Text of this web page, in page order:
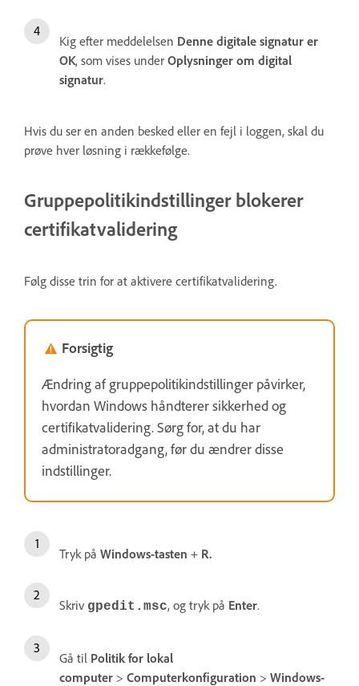
Kig efter meddelelsen Denne digitale signatur er
OK, som vises under Oplysninger om digital
signatur.
Hvis du ser en anden besked eller en fejl i loggen, skal du
prøve hver løsning i rækkefølge.
Gruppepolitikindstillinger blokerer
certifikatvalidering
Følg disse trin for at aktivere certifikatvalidering.
Forsigtig
Ændring af gruppepolitikindstillinger påvirker,
hvordan Windows håndterer sikkerhed og
certifikatvalidering. Sørg for, at du har
administratoradgang, før du ændrer disse
indstillinger.
Tryk på Windows-tasten + R.
Skriv gpedit.msc, og tryk på Enter.
Gå til Politik for lokal
computer > Computerkonfiguration > Windows-